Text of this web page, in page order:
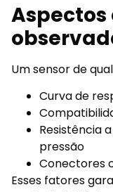
Um sensor de
Curva de
Resistência
pressão
Conectores
Esses fatores